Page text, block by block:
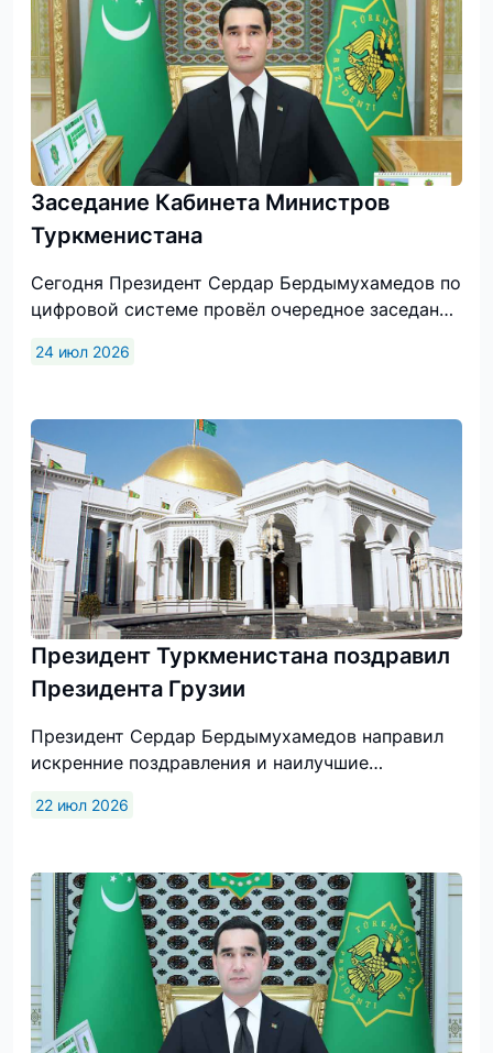
Заседание Кабинета Министров
Туркменистана
Сегодня Президент Сердар Бердымухамедов по цифровой системе провёл очередное заседание Кабинета Министров, на котором был рассмотрен ряд вопросов государственной жизни.Первой выступила Председатель Меджлиса Д.Гулманова, проинформировавшая о ведущейся работе по совершенствованию национального законодательства.Как сообщалось, осуществляется подготовка проектов Законов Туркменистана, связанных с защитой прав, свобод и законных интересов человека, государственной регистрацией прав на недвижимое имущество, правовой поддержкой присоединения нашей страны к международным документам, а также вносятся изменения и дополнения в ряд действующих правовых актов.Кроме того, последовательно развивается взаимодействие с международными структурами и парламентами зарубежных государств. В частности, состоялась встреча с делегацией, прибывшей с визитом в нашу страну во главе с председателем Корейско-туркменской межпарламентской группы дружбы. Предметом обсуждения стали вопросы расширения двусторонних отношений.Кроме того, представители Медж­лиса приняли участие во встречах и семинарах, проведённых Программой развития Организации Объединённых Наций и Международной организацией по миграции совместно с профильными госучреждениями нашей страны.Резюмируя информацию, Президент Сердар Бердымухамедов акцентировал внимание на важности продолжения работы по укреплению национальной законодательной базы, совершенствованию правовых актов.Выступивший затем заместитель Председателя Кабинета Министров Х.Гелдимырадов отчитался о ходе подготовки к Инвестиционному форуму Туркменистана.Как было доложено, согласно соответствующему Постановлению главы государства данное мероприятие планируется провести в Ашхабаде в октябре текущего года. В рамках Инвестфорума и сопутствующих мероприятий предусматривается рассмотреть вопросы экономического развития и инвестиционной привлекательности Туркменистана, ключевые направления топливно-энергетического и промышленного комплексов, развития надёжных транспортно-коммуникационных систем.Наряду с этим главными темами обсуждения станут цифровая и «зелёная» трансформация для устойчивого развития, внедрение цифровых финансовых технологий, агропредпринимательство, устойчивость сельскохозяйственной отрасли в условиях изменения климата и охрана окружающей среды. Намечено также организовать обмен мнениями о развитии торговли, сферы услуг и государственно-частного партнёрства, направлениях сотрудничества с авторитетными финансовыми структурами, стратегических векторах диверсификации экономики.В данной связи на рассмотрение главы государства было представлено соответствующее предложение.Заслушав отчёт, Президент Сердар Бердымухамедов отметил, что в нашей стране ведётся продуктивная работа по привлечению в национальную экономику иностранных инвестиций и наращиванию международного взаимодействия в этой области. Одобрив предложение о проведении в октябре текущего года в Ашхабаде Инвестиционного форума Туркменистана, глава государства адресовал вице-премьеру ряд поручений.Далее заместитель Председателя Кабинета Министров Г.Агаджанов доложил о деятельности Государственной корпорации «Türkmengeologiýa».Как сообщалось, в целях рационального использования полезных ископаемых страны принимаются меры по выполнению в соответствии с международной практикой геолого-разведочных работ в отношении редко встречающихся минералов. Вместе с тем налаживается эффективное сотрудничество с ведущими иностранными компаниями, что имеет особое значение при поиске подземных богатств.В данной связи вице-премьер представил на рассмотрение главы государства соответствующее предложение.Заслушав отчёт, Президент Сердар Бердымухамедов отметил, что в нашей стране проводится продуктивная деятельность по разведке полезных ископаемых и их рациональному использованию. Одобрив предложение, подготовленное в целях установления международного сотрудничества в области поиска подземных богатств, глава государства поручил вице-премьеру провести необходимую работу.Заместитель Председателя Кабинета Министров Т.Атахаллыев доложил о положении дел в сельскохозяйственной отрасли и ходе сезонных кампаний в велаятах.Как сообщалось, в настоящее время в соответствии с агротехническими нормами продолжается уход за хлопчатником, в частности проводятся междурядная обработка и полив. В рамках предстоящей страды ведётся соответствующая работа по подготовке комбайнов, профильных предприятий, пунктов приёма и различной техники, которая будет задействована для транспортировки урожая.Для организованного проведения сева пшеницы осуществляются вспашка и разравнивание земель, отведённых под эту культуру, подготовка семенного материала, а также ремонт сельхозтехники и инвентаря.Наряду с этим в целях обеспечения надлежащего ухода за скотом, увеличения его поголовья, в животноводческих хозяйствах выполняется работа по созданию запасов кормов для животных.Резюмируя отчёт, Президент Сердар Бердымухамедов сделал акцент на важности дальнейшего комплексного развития сельскохозяйственной отрасли, своевременного ухода за хлопчатником, надлежащей подготовки предприятий и соответствующего автотранспорта к хлопкоуборочной страде. Глава государства также поручил вице-премьеру продолжать работу по подготовке земель под урожай пшеницы будущего года.Затем заместитель Председателя Кабинета Министров Б.Аннамаммедов отчитался о работе, выполняемой Министерством энергетики.Как было доложено, в настоящее время принимаются меры по наращиванию производственных мощностей предприятий, находящихся в ведении Министерства, надёжному обеспечению электроэнергией потребителей страны, внедрению в производство современных технологий и оборудования. Это способствует укреплению энергетической мощи Туркменистана, экспорту определённых объёмов электроэнергии за рубеж, а также налаживанию новых производств.Резюмируя отчёт, Президент Сердар Бердымухамедов отметил, что в нашей стране эффективно развивается электроэнергетическая отрасль, укреп­ляется её материально-техническая база. В этой связи глава государства поручил вице-премьеру продолжить работу по обеспечению электроэнергией внутренних потребителей.Заместитель Председателя Кабинета Министров Н.Атагулыев отчитался о предпринимаемых практических шагах по подготовке к розничной торговле школьными товарами.Как сообщалось, ведётся соответствующая работа в целях организации в преддверии нового учебного года продажи товаров, необходимых для учащихся и студентов. В торговых точках население сможет приобрести школьные принадлежности и различные текстильные изделия.Вице-премьер доложил, что розничную торговлю школьными товарами в велаятах, этрапах, городах Ашхабад и Аркадаг предлагается начать с 1 августа.Заслушав отчёт, Президент Сердар Бердымухамедов подчеркнул, что работу передвижных торговых точек в преддверии нового учебного года следует организовать на основе изучения потребностей населения в различных видах школьных товаров. Одобрив представленное предложение, глава государства поручил вице-премьеру провести соответствующую работу.Заместитель Председателя Кабинета Министров Б.Сейидова отчиталась о Порядке основных мероприятий, намеченных к проведению в августе текущего года.Как было доложено, в предстоящем месяце по случаю объявления девизом 2026 года «Независимый нейтральный Туркменистан – родина целеустремлённых крылатых скакунов» и 35-й годовщины священной независимости Отчизны пройдут различные торжества, выставки, конференции и агитационно-разъяснительные акции.В сезон летних каникул планируется проведение культурно-массовых мероприятий, творческих и интеллектуальных конкурсов, спортивных соревнований, художественных чтений, состязаний по национальным играм среди детей.В комплексах историко-культурных памятников будут организованы семинары в полевых условиях «Taryhy ýadygärlikleriň ata-babalarymyzdan miras galan gymmatlyklary öwrenmekdäki orny», а в Копетдагском государственном природном заповеднике – форум «Köpetdagyň tebigy gözellikleri».Наряду с этим пройдут финальные туры телевизионного конкурса самодеятельных молодых исполнителей «Ýaňlan, Diýarym!» по Лебапскому и Марыйскому велаятам и заключительный тур творческого состязания «Çalsana, bagşy!».Резюмируя отчёт, Президент Сердар Бердымухамедов отметил, что в году «Независимый нейтральный Туркменистан – родина целеустремлённых крылатых скакунов» в нашей стране проводится множество мероприятий. В этой связи глава государства поручил вице-премьеру должным образом подготовиться к мероприятиям, намеченным на август текущего года и обеспечить высокий уровень их организации.Заместитель Председателя Кабинета Министров Б.Маммедов доложил о ходе подготовки к совместным учебно-тренировочным сборам спортсменов велосипедного клуба Абу-Даби и сборной команды по велоспорту нашей страны.Как было доложено, в настоящее время принимаются необходимые меры по проведению на высоком организационном уровне в столице данного мероприятия, в рамках которого предусматривается провести семинары.В этой связи вице-премьер представил на рассмотрение главы государства соответствующее предложение.Заслушав отчёт, Президент Сердар Бердымухамедов подчеркнул, что в нашей стране ведётся работа по развитию спорта, выявлению талантливых спортсменов. Одобрив предложение об организованном проведении в Ашхабаде совместных учебно-тренировочных сборов по велоспорту, глава государства адресовал вице-премьеру ряд поручений.Затем заместитель Председателя Кабинета Министров, министр иностранных дел Р.Мередов отчитался о Приоритетных позициях Туркменистана на очередной, 81-й сессии Генеральной Ассамблеи Организации Объединённых Наций.Как отмечалось, развитие стратегического сотрудничества с ООН выступает в числе ключевых направлений внешней политики нашей страны. В настоящее время МИД ведёт соответствующую работу в целях подготовки к предстоящей сессии Генассамблеи.Сообщалось, что на основе инициатив, выдвигаемых главой государства на международных и региональных политических площадках подготовлены приоритетные позиции Туркменистана на
24 июл 2026
Президент Туркменистана поздравил
Президента Грузии
Президент Сердар Бердымухамедов направил
искренние поздравления и наилучшие
Кавелашвили по случаю его 55-летнего
дружественные отношения между
Туркменистаном и Грузией, основанные на
принципах взаимного уважения, доверия и
равноправного сотрудничества,
последовательно развиваются по широкому
спектру направлений.«С особой теплотой
вспоминаю нашу встречу, прошедшую в
22 июл 2026